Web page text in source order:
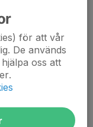
12 år i
för att vår
De används
oss att